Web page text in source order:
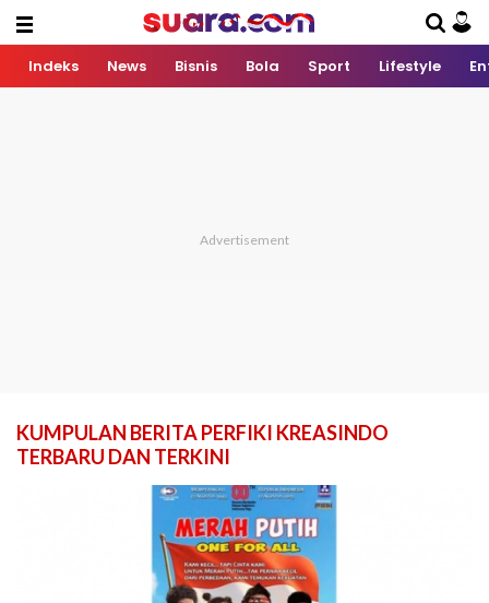
Indeks News Bisnis Bola Sport Lifestyle
KUMPULAN BERITA PERFIKI KREASINDO
TERBARU DAN TERKINI